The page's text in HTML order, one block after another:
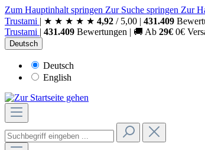
Zum Hauptinhalt springen Zur Suche springen Zur
Trustami | ★ ★ ★ ★ ★ 4,92 / 5,00 | 431.409
Trustami | 431.409 Bewertungen | 🚚 Ab 29€ 0€
Deutsch
Deutsch
English